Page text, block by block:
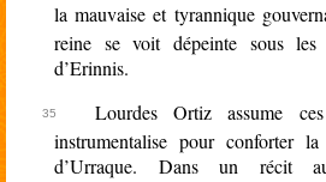
la mauvaise et tyrannique
reine se voit dépeinte sous
d’Erinnis.
Lourdes Ortiz assume
instrumentalise pour conforter
d’Urraque. Dans un récit